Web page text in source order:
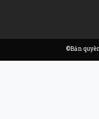
©Bản